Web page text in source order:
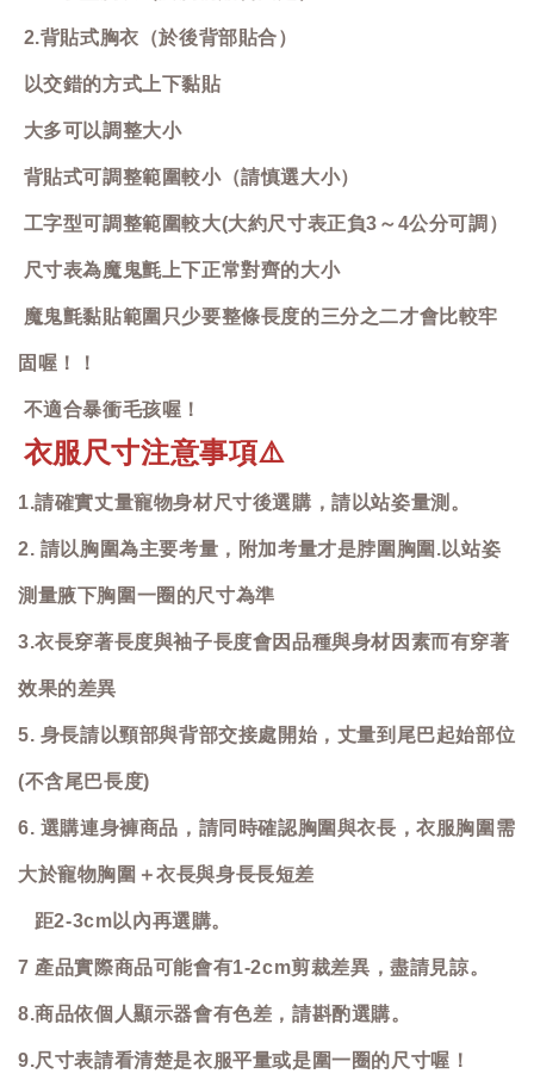
2.背貼式胸衣（於後背部貼合）
以交錯的方式上下黏貼
大多可以調整大小
背貼式可調整範圍較小（請慎選大小）
工字型可調整範圍較大(大約尺寸表正負3～4公分可調）
尺寸表為魔鬼氈上下正常對齊的大小
魔鬼氈黏貼範圍只少要整條長度的三分之二才會比較牢
固喔！！
不適合暴衝毛孩喔！
衣服尺寸注意事項⚠️
1.請確實丈量寵物身材尺寸後選購，請以站姿量測。
2. 請以胸圍為主要考量，附加考量才是脖圍胸圍.以站姿
測量腋下胸圍一圈的尺寸為準
3.衣長穿著長度與袖子長度會因品種與身材因素而有穿著
效果的差異
5. 身長請以頸部與背部交接處開始，丈量到尾巴起始部位
(不含尾巴長度)
6. 選購連身褲商品，請同時確認胸圍與衣長，衣服胸圍需
大於寵物胸圍＋衣長與身長長短差
距2-3cm以內再選購。
7 產品實際商品可能會有1-2cm剪裁差異，盡請見諒。
8.商品依個人顯示器會有色差，請斟酌選購。
9.尺寸表請看清楚是衣服平量或是圍一圈的尺寸喔！